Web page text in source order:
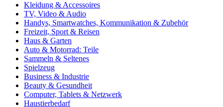
Kleidung & Accessoires
TV, Video & Audio
Handys, Smartwatches, Kommunikation & Zubehör
Freizeit, Sport & Reisen
Haus & Garten
Auto & Motorrad: Teile
Sammeln & Seltenes
Spielzeug
Business & Industrie
Beauty & Gesundheit
Computer, Tablets & Netzwerk
Haustierbedarf